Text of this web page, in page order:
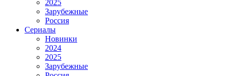
2025
Зарубежные
Россия
Сериалы
Новинки
2024
2025
Зарубежные